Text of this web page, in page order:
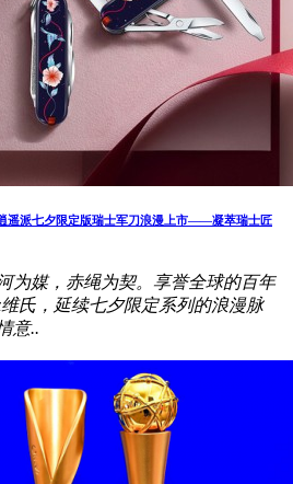
遥派七夕限定版瑞士军刀浪漫上市——凝萃瑞士匠
为媒，赤绳为契。享誉全球的百年
氏，延续七夕限定系列的浪漫脉
意..